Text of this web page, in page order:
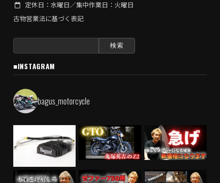
定休日：水曜日／集中作業日：火曜日
古物営業法に基づく表記
■INSTAGRAM
bagus_motorcycle